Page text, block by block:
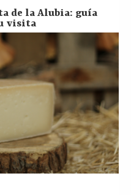
de la Alubia: guía
visita